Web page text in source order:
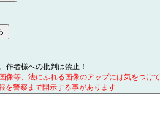
作者様への批判は禁止！
像等、法にふれる画像のアップには気をつけ
を警察まで開示する事があります